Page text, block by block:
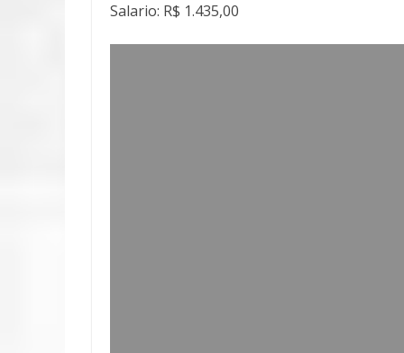
Salario: R$ 1.435,00